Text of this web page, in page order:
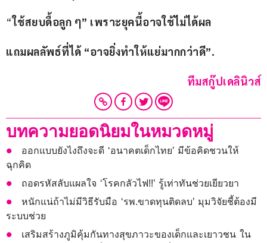
“ใช้สยบดื้อลูก ๆ” เพราะยุคนี้อาจใช้ไม่ได้ผล
แถมผลลัพธ์ที่ได้ “อาจยิ่งทำให้แย่มากกว่าดี”.
ทีมสกู๊ปเดลินิวส์
บทความยอดนิยมในหมวดหมู่
ออกแบบยังไงถึงจะดี ‘อนาคตเด็กไทย’ มีข้อคิดชวนให้
ฉุกคิด
ถอดรหัสลับแผลใจ ‘โรคกลัวไฟ!!’ รู้เท่าทันช่วยเยียวยา
หนักแน่ถ้าไม่มีวิธีรับมือ ‘รพ.ขาดทุนติดลบ’ มุมวิจัยชี้ต้องมี
ระบบช่วย
เสริมสร้างภูมิคุ้มกันทางสุขภาวะของเด็กและเยาวชน ใน